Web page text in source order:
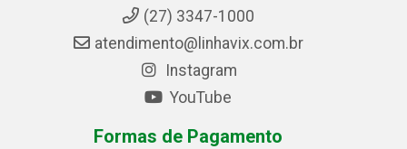
(27) 3347-1000
atendimento@linhavix.com.br
Instagram
YouTube
Formas de Pagamento